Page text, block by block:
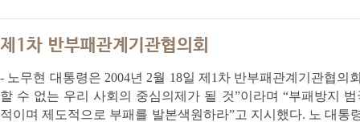
제1차 반부패관계기관협의회
- 노무현 대통령은 2004년 2월 18일 제1차 반부패관계기관협
할 수 없는 우리 사회의 중심의제가 될 것”이라며 “부패방지
적이며 제도적으로 부패를 발본색원하라”고 지시했다. 노 대통